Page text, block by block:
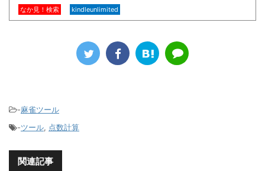
なか見！検索 kindleunlimited
-麻雀ツール
-ツール, 点数計算
関連記事